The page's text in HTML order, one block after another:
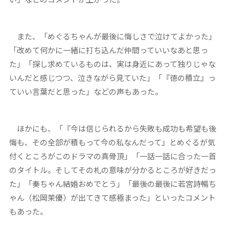
また、「めぐるちゃんが最後に悔しさで泣けてよかった」
「改めて何かに一緒に打ち込んだ仲間っていいなあと思っ
た」「探し求めているものは、実は身近にあって独りじゃな
いんだと感じつつ、泣きながら見ていた」「『徳の積立』っ
ていい言葉だと思った」などの声もあった。
ほかにも、「『今は信じられるから失敗も成功も希望も後
悔も、その全部が積もって今の私なんだって』とめぐるが気
付くところがこのドラマの真骨頂」「一話一話に合った一首
のタイトル。そしてその札の意味が分かるところが好きだっ
た」「奏ちゃん結婚おめでとう」「最後の最後に若宮詩暢ち
ゃん（松岡茉優）が出てきて感極まった」といったコメント
もあった。